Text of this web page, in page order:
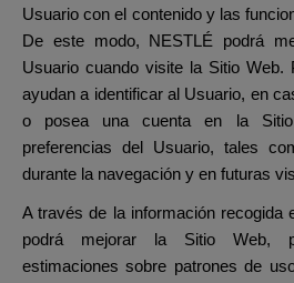
Usuario con el contenido y las
De este modo, NESTLÉ podrá
Usuario cuando visite la Sitio Web.
ayudan a identificar al Usuario, en
o posea una cuenta en la
preferencias del Usuario, tales
durante la navegación y en futuras
A través de la información recogida
podrá mejorar la Sitio Web,
estimaciones sobre patrones de